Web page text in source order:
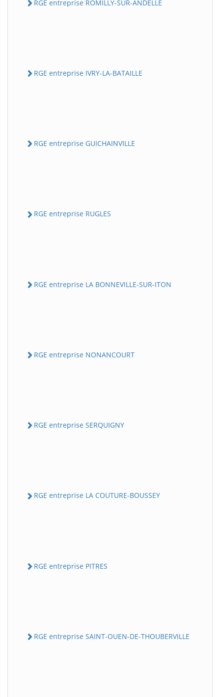
RGE entreprise ROMILLY-SUR-ANDELLE
RGE entreprise IVRY-LA-BATAILLE
RGE entreprise GUICHAINVILLE
RGE entreprise RUGLES
RGE entreprise LA BONNEVILLE-SUR-ITON
RGE entreprise NONANCOURT
RGE entreprise SERQUIGNY
RGE entreprise LA COUTURE-BOUSSEY
RGE entreprise PITRES
RGE entreprise SAINT-OUEN-DE-THOUBERVILLE